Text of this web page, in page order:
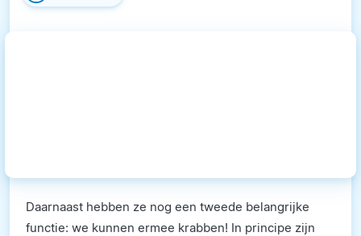
Daarnaast hebben ze nog een tweede belangrijke
functie: we kunnen ermee krabben! In principe zijn